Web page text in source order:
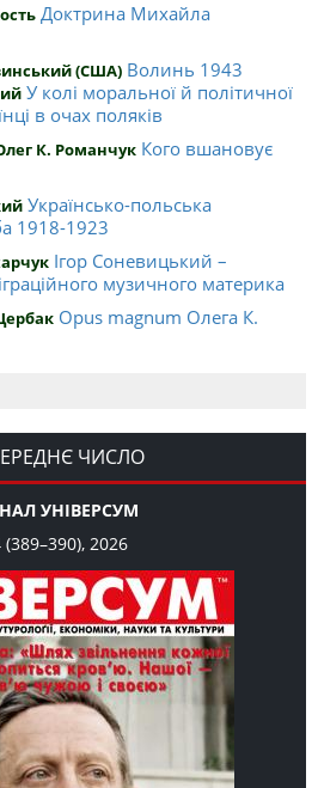
Доктрина Михайла
(США) Волинь 1943
У колі моральної й політичної
в очах поляків
К. Романчук Кого вшановує
Українсько-польська
1918-1923
Ігор Соневицький –
музичного материка
Opus magnum Олега К.
К. Романчук Журавель і синиця
політстратегії й тактики
ЧИСЛО
УНІВЕРСУМ
(389–390), 2026